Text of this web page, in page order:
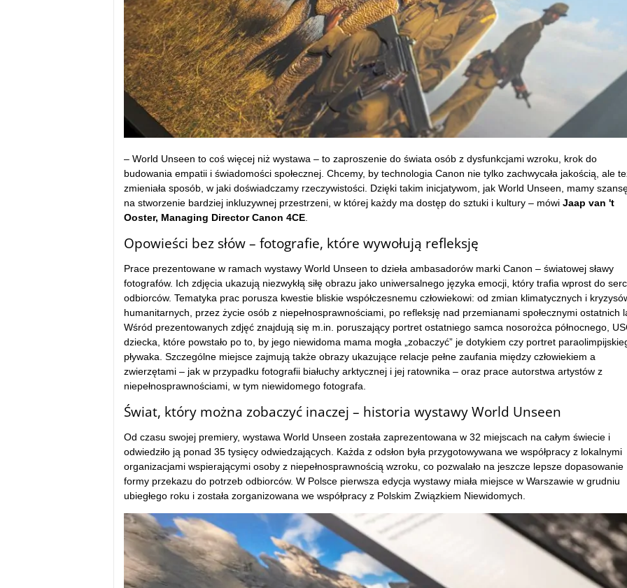
– World Unseen to coś więcej niż wystawa – to zaproszenie do świata osób z dysfunkcjami wzroku, krok do
budowania empatii i świadomości społecznej. Chcemy, by technologia Canon nie tylko zachwycała jakością, ale
zmieniała sposób, w jaki doświadczamy rzeczywistości. Dzięki takim inicjatywom, jak World Unseen, mamy
na stworzenie bardziej inkluzywnej przestrzeni, w której każdy ma dostęp do sztuki i kultury – mówi Jaap van 't
Ooster, Managing Director Canon 4CE.
Opowieści bez słów – fotografie, które wywołują refleksję
Prace prezentowane w ramach wystawy World Unseen to dzieła ambasadorów marki Canon – światowej sławy
fotografów. Ich zdjęcia ukazują niezwykłą siłę obrazu jako uniwersalnego języka emocji, który trafia wprost do serc
odbiorców. Tematyka prac porusza kwestie bliskie współczesnemu człowiekowi: od zmian klimatycznych i
humanitarnych, przez życie osób z niepełnosprawnościami, po refleksję nad przemianami społecznymi ostatnich
Wśród prezentowanych zdjęć znajdują się m.in. poruszający portret ostatniego samca nosorożca północnego,
dziecka, które powstało po to, by jego niewidoma mama mogła „zobaczyć” je dotykiem czy portret
pływaka. Szczególne miejsce zajmują także obrazy ukazujące relacje pełne zaufania między człowiekiem a
zwierzętami – jak w przypadku fotografii białuchy arktycznej i jej ratownika – oraz prace autorstwa artystów z
niepełnosprawnościami, w tym niewidomego fotografa.
Świat, który można zobaczyć inaczej – historia wystawy World Unseen
Od czasu swojej premiery, wystawa World Unseen została zaprezentowana w 32 miejscach na całym świecie i
odwiedziło ją ponad 35 tysięcy odwiedzających. Każda z odsłon była przygotowywana we współpracy z lokalnymi
organizacjami wspierającymi osoby z niepełnosprawnością wzroku, co pozwalało na jeszcze lepsze dopasowanie
formy przekazu do potrzeb odbiorców. W Polsce pierwsza edycja wystawy miała miejsce w Warszawie w grudniu
ubiegłego roku i została zorganizowana we współpracy z Polskim Związkiem Niewidomych.